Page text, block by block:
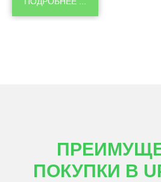
ПОКУПКИ В